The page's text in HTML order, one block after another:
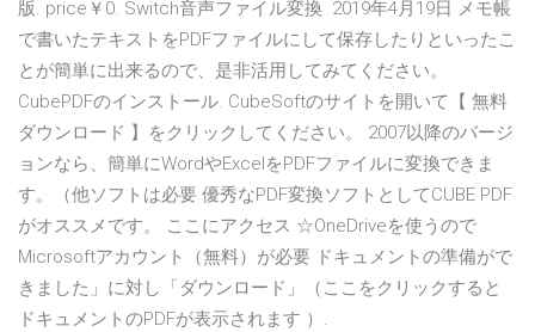
版. price￥0. Switch音声ファイル変換 2019年4月19日 メモ帳
で書いたテキストをPDFファイルにして保存したりといったこ
とが簡単に出来るので、是非活用してみてください。
CubePDFのインストール. CubeSoftのサイトを開いて【 無料
ダウンロード 】をクリックしてください。 2007以降のバージ
ョンなら、簡単にWordやExcelをPDFファイルに変換できま
す。（他ソフトは必要 優秀なPDF変換ソフトとしてCUBE PDF
がオススメです。 ここにアクセス ☆OneDriveを使うので
Microsoftアカウント（無料）が必要 ドキュメントの準備がで
きました」に対し「ダウンロード」（ここをクリックすると
ドキュメントのPDFが表示されます ）.